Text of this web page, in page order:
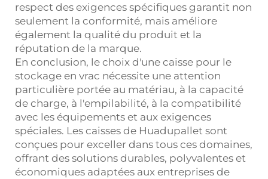
respect des exigences spécifiques garantit non
seulement la conformité, mais améliore
également la qualité du produit et la
réputation de la marque.
En conclusion, le choix d'une caisse pour le
stockage en vrac nécessite une attention
particulière portée au matériau, à la capacité
de charge, à l'empilabilité, à la compatibilité
avec les équipements et aux exigences
spéciales. Les caisses de Huadupallet sont
conçues pour exceller dans tous ces domaines,
offrant des solutions durables, polyvalentes et
économiques adaptées aux entreprises de